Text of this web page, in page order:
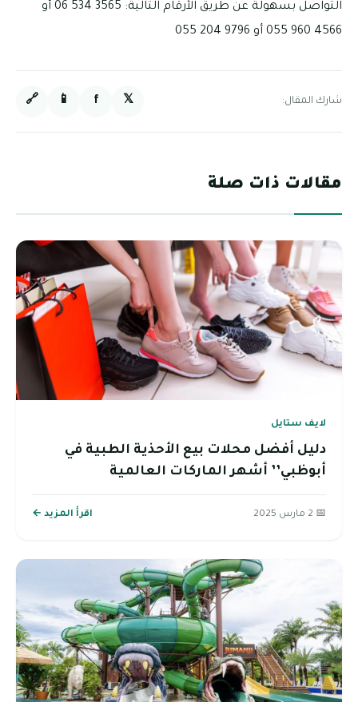
التواصل بسهولة عن طريق الأرقام التالية: 3565 534 06 أو
4566 960 055 أو 9796 204 055
شارك المقال: 𝕏
f
📱
🔗
مقالات ذات صلة
لايف ستايل
دليل أفضل محلات بيع الأحذية الطبية في
أبوظبي’’ أشهر الماركات العالمية
📅 2 مارس 2025 اقرأ المزيد ←